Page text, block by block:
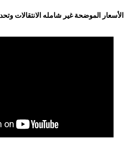
الأسعار الموضحة غير شامله الانتقالات